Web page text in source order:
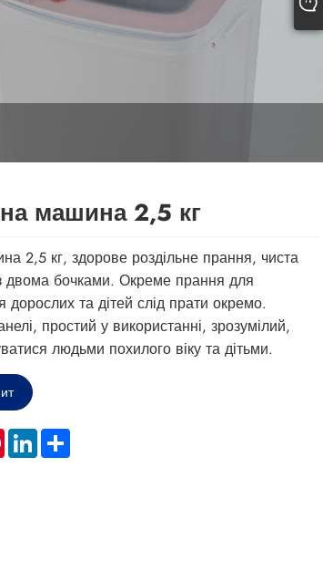
машина 2,5 кг
2,5 кг, здорове роздільне прання, чиста
бочками. Окреме прання для
та дітей слід прати окремо.
простий у використанні, зрозумілий,
людьми похилого віку та дітьми.
PinterestLinkedInShare